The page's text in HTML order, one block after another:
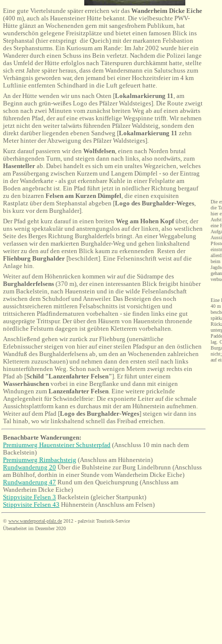
Eine gute Viertelstunde später erreichen wir das Wanderheim Dicke Eiche
(400 m), auch als Hauensteiner Hütte bekannt. Die vielbesuchte PWV-
Hütte glänzt an Wochenenden gern mit sangesfrohem Publikum, hat
wunderschön gelegene Freisitzplätze und bietet einen famosen Blick ins
Stephanstal (hier entspringt die Queich) mit der markanten Felsbastion
des Stephansturms. Ein Kuriosum am Rande: Im Jahr 2002 wurde hier ein
Wanderer durch einen Schuss ins Bein verletzt. Nachdem die Polizei lange
das Umfeld der Hütte erfolglos nach Täterspuren durchkämmt hatte, stellte
sich erst Jahre später heraus, dass dem Wandersmann ein Salutschuss zum
Verhängnis geworden war, den jemand bei einer Hochzeitsfeier im 4 km
Luftlinie entfernten Schindhard in die Luft gefeuert hatte.
An der Hütte wenden wir uns nach Osten [Lokalmarkierung 11, am
Beginn auch grün-weißes Logo des Pfälzer Waldsteiges]. Die Route zweigt
schon nach zwei Minuten vom zunächst breiten Weg ab auf einen abwärts
führenden Pfad, der auf eine etwas kniffelige Wegspinne trifft. Wir nehmen
jetzt nicht den weiter talwärts führenden Pfälzer Waldsteig, sondern den
direkt darüber liegenden ebenen Sandweg [Lokalmarkierung 11 zehn
Meter hinter der Abzweigung des Pfälzer Waldsteiges].
Kurz darauf passieren wir den Wolfsfelsen, einen nach Norden brutal
überhängenden Turm, und steigen dann nach links, also nordwärts, zum
Hasenteller ab. Dabei handelt es sich um ein uraltes Wegzeichen, welches
am Passübergang zwischen Kurzem und Langem Dümpfel - so der Eintrag
in der Wanderkarte - als gut erkennbare Kuhle in einer Felsplatte am
Boden angebracht ist. Ein Pfad führt jetzt in nördlicher Richtung bergauf
zu den bizarren Felsen am Kurzen Dümpfel, die einen exquisiten
Rastplatz über dem Stephanstal abgeben [Logo des Burghalder-Weges,
bis kurz vor dem Burghalder].
Der Pfad geht kurz darauf in einen breiten Weg am Hohen Kopfüber, der
uns wenig spektakulär und anstrengungslos auf der linken, also westlichen
Seite des Berges Richtung Burghalderfels bringt. An einer Weggabelung
verlassen wir den markierten Burghalder-Weg und gehen linkshaltend
weiter zu den auf den ersten Blick kaum zu erkennenden Resten der
Fliehburg Burghalder [beschildert]. Eine Felseninschrift weist auf die
Anlage hin.
Weiter auf dem Höhenrücken kommen wir auf die Südrampe des
Burghalderfelsens (370 m), der einen interessanten Blick freigibt hinüber
zum Backelstein, nach Hauenstein und in die wilde Felsenlandschaft
zwischen dem Schuhdorf und Annweiler. Das Besteigen des noch
aussichtsreicheren mittleren Felsabschnitts ist vorsichtigen und
trittsicheren Pfadfindernaturen vorbehalten - sie finden links eine gut
ausgeprägte Trittspur. Der über den Häusern von Hauenstein thronende
nördliche Felsturm dagegen ist geübten Kletterern vorbehalten.
Anschließend gehen wir zurück zur Fliehburg (unersättliche
Erlebnissucher steigen von hier auf einer steilen Pfadspur an den östlichen
Wandfuß des Burghalderfelsens ab, um den an Wochenenden zahlreichen
Kletterern zuzuschauen) und nehmen dann den ersten steil nach links
hinunterführenden Weg. Schon nach wenigen Metern zweigt rechts ein
Pfad ab [Schild "Lanzenfahrter Felsen"]. Er führt unter einem
Wasserhäuschen vorbei in eine Bergflanke und dann mit einigen
Windungen zum Lanzenfahrter Felsen. Eine weitere prickelnde
Angelegenheit für Schwindelfreie: Die exponierte Leiter auf die schmale
Aussichtsplattform kann es durchaus mit der am Hühnerstein aufnehmen.
Weiter auf dem Pfad [Logo des Burghalder-Weges] steigen wir dann ins
Tal hinab, wo wir linkshaltend schnell das Freibad erreichen.
Benachbarte Wanderungen:
Premiumweg Hauensteiner Schusterpfad (Anschluss 10 min nach dem
Backelstein)
Premiumweg Rimbachsteig (Anschluss am Hühnerstein)
Rundwanderung 20 Über die Buhlsteine zur Burg Lindelbrunn (Anschluss
am Bühlhof, dorthin in einer Stunde vom Wanderheim Dicke Eiche)
Rundwanderung 47 Rund um den Queichursprung (Anschluss am
Wanderheim Dicke Eiche)
Stippvisite Felsen 3 Backelstein (gleicher Startpunkt)
Stippvisite Felsen 43 Hühnerstein (Anschluss am Felsen)
© www.wanderportal-pfalz.de 2012 - palzvisit Touristik-Service
Überarbeitet im Dezember 2020
Die
die
hier
eine
beim
Eine
40 m
lag.
auf